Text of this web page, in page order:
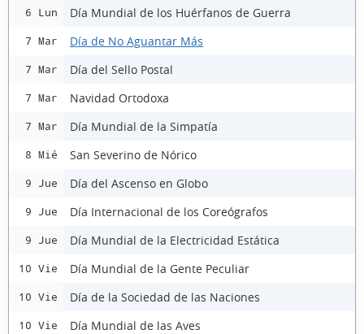
6 Lun Día Mundial de los Huérfanos de Guerra
7 Mar Día de No Aguantar Más
7 Mar Día del Sello Postal
7 Mar Navidad Ortodoxa
7 Mar Día Mundial de la Simpatía
8 Mié San Severino de Nórico
9 Jue Día del Ascenso en Globo
9 Jue Día Internacional de los Coreógrafos
9 Jue Día Mundial de la Electricidad Estática
10 Vie Día Mundial de la Gente Peculiar
10 Vie Día de la Sociedad de las Naciones
10 Vie Día Mundial de las Aves